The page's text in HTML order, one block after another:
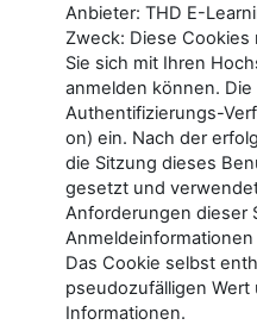
Anbieter: THD E-
Zweck: Diese
Sie sich mit Ihren
anmelden können.
Authentifizierungs-
on) ein. Nach der
die Sitzung dieses
gesetzt und
Anforderungen dieser
Das Cookie selbst
pseudozufälligen
Informationen.